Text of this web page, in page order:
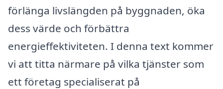
förlänga livslängden på byggnaden, öka
dess värde och förbättra
energieffektiviteten. I denna text kommer
vi att titta närmare på vilka tjänster som
ett företag specialiserat på